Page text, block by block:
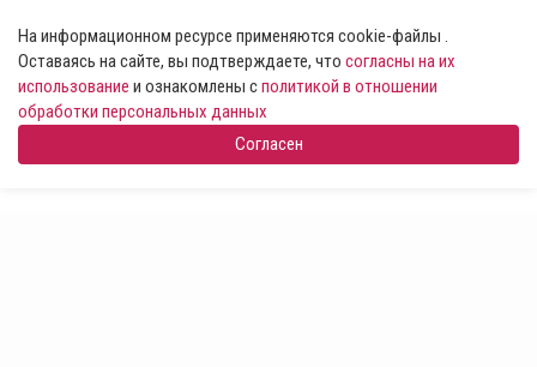
На информационном ресурсе применяются cookie-файлы .
Оставаясь на сайте, вы подтверждаете, что согласны на их
использование и ознакомлены сполитикой в отношении
обработки персональных данных
Согласен